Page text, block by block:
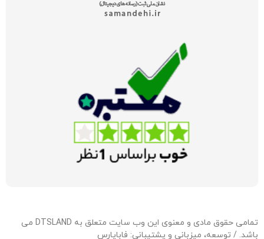
تمامی حقوق مادی و معنوی این وب سایت متعلق به DTSLAND می
باشد. / توسعه، میزبانی و پشتیبانی: فاباپارس